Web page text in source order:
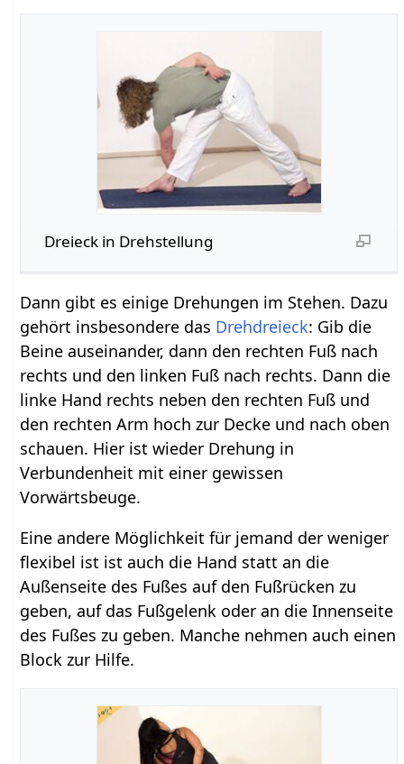
Dreieck in Drehstellung
Dann gibt es einige Drehungen im Stehen. Dazu
gehört insbesondere das Drehdreieck: Gib die
Beine auseinander, dann den rechten Fuß nach
rechts und den linken Fuß nach rechts. Dann die
linke Hand rechts neben den rechten Fuß und
den rechten Arm hoch zur Decke und nach oben
schauen. Hier ist wieder Drehung in
Verbundenheit mit einer gewissen
Vorwärtsbeuge.
Eine andere Möglichkeit für jemand der weniger
flexibel ist ist auch die Hand statt an die
Außenseite des Fußes auf den Fußrücken zu
geben, auf das Fußgelenk oder an die Innenseite
des Fußes zu geben. Manche nehmen auch einen
Block zur Hilfe.